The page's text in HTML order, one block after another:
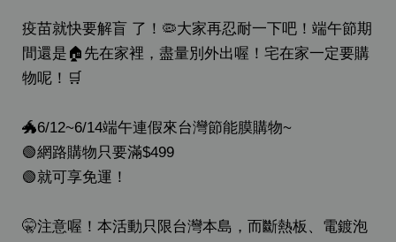
疫苗就快要解盲 了！🦠大家再忍耐一下吧！端午節期
間還是🏠先在家裡，盡量別外出喔！宅在家一定要購
物呢！🛒
🐲6/12~6/14端午連假來台灣節能膜購物~
🟢網路購物只要滿$499
🟢就可享免運！
🤫注意喔！本活動只限台灣本島，而斷熱板、電鍍泡